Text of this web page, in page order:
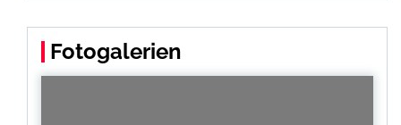
Fotogalerien